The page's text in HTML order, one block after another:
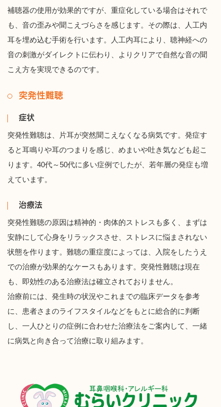
補聴器の使用が効果的ですが、重症化している場合はそれで
も、音の歪みや聞こえづらさを感じます。その際は、人工内
耳を埋め込む手術を行います。人工内耳により、聴神経への
音の刺激がダイレクトに伝わり、よりクリアで自然な音の聞
こえ方を実現できるのです。
突発性難聴
症状
突発性難聴は、片耳が突然聞こえなくなる病気です。発症す
ると耳鳴りや耳のつまりを感じ、めまいや吐き気なども起こ
ります。40代～50代に多い症例でしたが、若年層の発症も増
えています。
治療法
突発性難聴の原因は精神的・肉体的ストレスも多く、まずは
安静にして心身をリラックスさせ、ストレスに悩まされない
状態を作ります。難聴の重症度によっては、入院をしたうえ
での治療が効果的なケースもあります。突発性難聴は現在
も、即効性のある治療法は確立されておりません。
治療前には、発生時の状況やこれまでの臨床データを参考
に、患者さまのライフスタイルなどをもとに総合的に判断
し、一人ひとりの症例に合わせた治療法をご案内して、一緒
に病気と向き合って治療に取り組みます。